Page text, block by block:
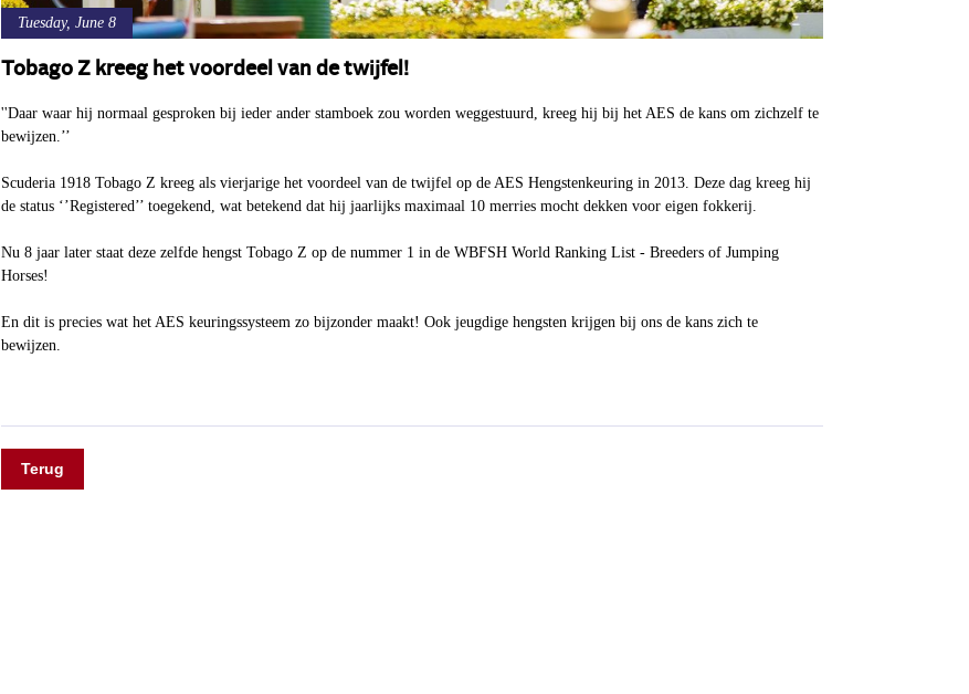
Tuesday, June 8
Tobago Z kreeg het voordeel van de twijfel!
''Daar waar hij normaal gesproken bij ieder ander stamboek zou worden weggestuurd, kreeg hij bij het AES de kans om zichzelf te
bewijzen.’’
Scuderia 1918 Tobago Z kreeg als vierjarige het voordeel van de twijfel op de AES Hengstenkeuring in 2013. Deze dag kreeg hij
de status ‘’Registered’’ toegekend, wat betekend dat hij jaarlijks maximaal 10 merries mocht dekken voor eigen fokkerij.
Nu 8 jaar later staat deze zelfde hengst Tobago Z op de nummer 1 in de WBFSH World Ranking List - Breeders of Jumping
Horses!
En dit is precies wat het AES keuringssysteem zo bijzonder maakt! Ook jeugdige hengsten krijgen bij ons de kans zich te
bewijzen.
Terug